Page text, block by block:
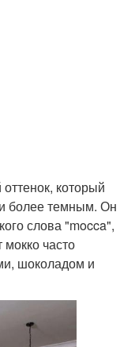
который
более темным. Он
слова "mocca",
часто
шоколадом и